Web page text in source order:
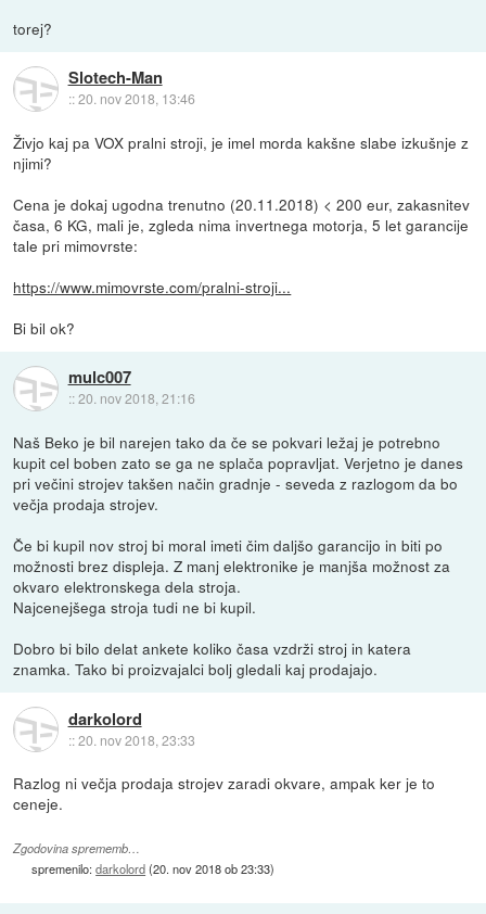
torej?
Slotech-Man
::20. nov 2018, 13:46
Živjo kaj pa VOX pralni stroji, je imel morda kakšne slabe izkušnje z
njimi?
Cena je dokaj ugodna trenutno (20.11.2018) < 200 eur, zakasnitev
časa, 6 KG, mali je, zgleda nima invertnega motorja, 5 let garancije
tale pri mimovrste:
https://www.mimovrste.com/pralni-stroji...
Bi bil ok?
mulc007
::20. nov 2018, 21:16
Naš Beko je bil narejen tako da če se pokvari ležaj je potrebno
kupit cel boben zato se ga ne splača popravljat. Verjetno je danes
pri večini strojev takšen način gradnje - seveda z razlogom da bo
večja prodaja strojev.
Če bi kupil nov stroj bi moral imeti čim daljšo garancijo in biti po
možnosti brez displeja. Z manj elektronike je manjša možnost za
okvaro elektronskega dela stroja.
Najcenejšega stroja tudi ne bi kupil.
Dobro bi bilo delat ankete koliko časa vzdrži stroj in katera
znamka. Tako bi proizvajalci bolj gledali kaj prodajajo.
darkolord
::20. nov 2018, 23:33
Razlog ni večja prodaja strojev zaradi okvare, ampak ker je to
ceneje.
Zgodovina sprememb…
spremenilo:darkolord(20. nov 2018 ob 23:33)